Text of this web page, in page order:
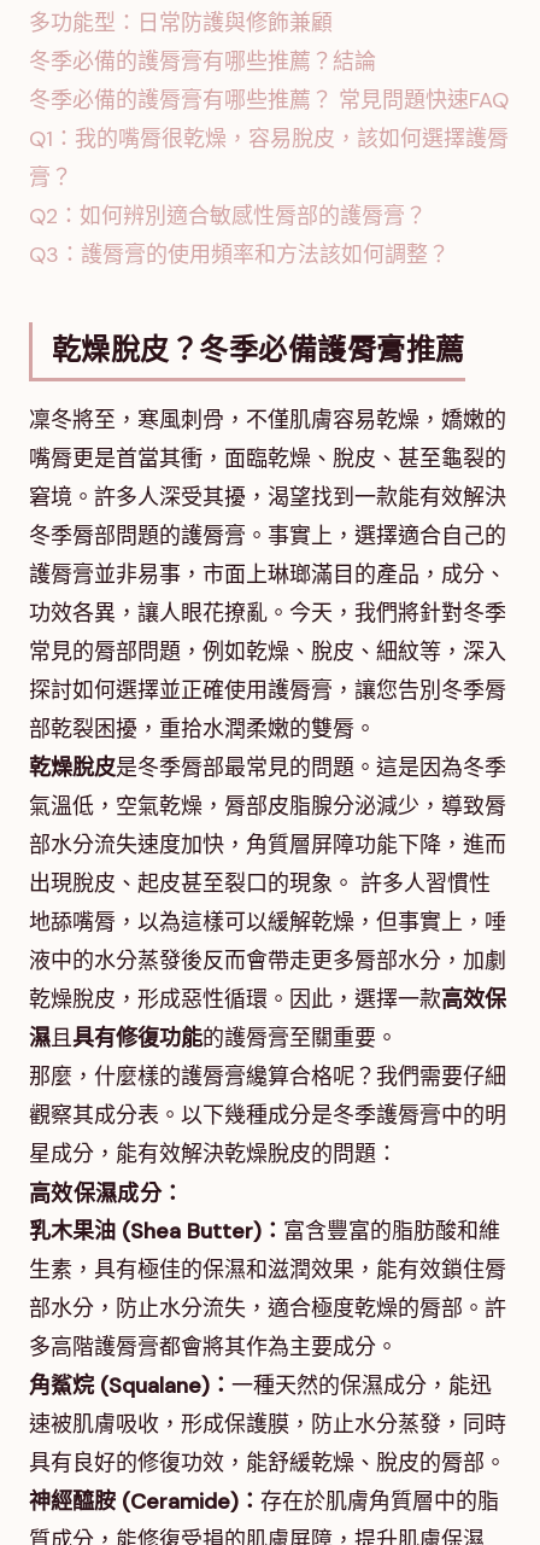
多功能型：日常防護與修飾兼顧
冬季必備的護脣膏有哪些推薦？結論
冬季必備的護脣膏有哪些推薦？ 常見問題快速FAQ
Q1：我的嘴脣很乾燥，容易脫皮，該如何選擇護脣
膏？
Q2：如何辨別適合敏感性脣部的護脣膏？
Q3：護脣膏的使用頻率和方法該如何調整？
乾燥脫皮？冬季必備護脣膏推薦
凜冬將至，寒風刺骨，不僅肌膚容易乾燥，嬌嫩的
嘴脣更是首當其衝，面臨乾燥、脫皮、甚至龜裂的
窘境。許多人深受其擾，渴望找到一款能有效解決
冬季脣部問題的護脣膏。事實上，選擇適合自己的
護脣膏並非易事，市面上琳瑯滿目的產品，成分、
功效各異，讓人眼花撩亂。今天，我們將針對冬季
常見的脣部問題，例如乾燥、脫皮、細紋等，深入
探討如何選擇並正確使用護脣膏，讓您告別冬季脣
部乾裂困擾，重拾水潤柔嫩的雙脣。
乾燥脫皮是冬季脣部最常見的問題。這是因為冬季
氣溫低，空氣乾燥，脣部皮脂腺分泌減少，導致脣
部水分流失速度加快，角質層屏障功能下降，進而
出現脫皮、起皮甚至裂口的現象。 許多人習慣性
地舔嘴脣，以為這樣可以緩解乾燥，但事實上，唾
液中的水分蒸發後反而會帶走更多脣部水分，加劇
乾燥脫皮，形成惡性循環。因此，選擇一款高效保
濕且具有修復功能的護脣膏至關重要。
那麼，什麼樣的護脣膏纔算合格呢？我們需要仔細
觀察其成分表。以下幾種成分是冬季護脣膏中的明
星成分，能有效解決乾燥脫皮的問題：
高效保濕成分：
乳木果油 (Shea Butter)： 富含豐富的脂肪酸和維
生素，具有極佳的保濕和滋潤效果，能有效鎖住脣
部水分，防止水分流失，適合極度乾燥的脣部。許
多高階護脣膏都會將其作為主要成分。
角鯊烷 (Squalane)： 一種天然的保濕成分，能迅
速被肌膚吸收，形成保護膜，防止水分蒸發，同時
具有良好的修復功效，能舒緩乾燥、脫皮的脣部。
神經醯胺 (Ceramide)： 存在於肌膚角質層中的脂